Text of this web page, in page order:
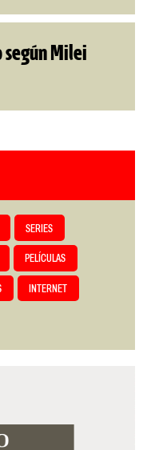
según Milei
SERIES
PELÍCULAS
INTERNET